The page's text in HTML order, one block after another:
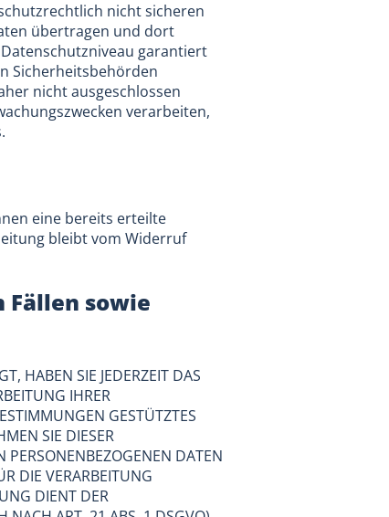
nicht sicheren
übertragen und dort
garantiert
Sicherheitsbehörden
nicht ausgeschlossen
verarbeiten,
eine bereits erteilte
bleibt vom Widerruf
Fällen sowie
HABEN SIE JEDERZEIT DAS
IHRER
GESTÜTZTES
SIE DIESER
PERSONENBEZOGENEN DATEN
DIE VERARBEITUNG
DIENT DER